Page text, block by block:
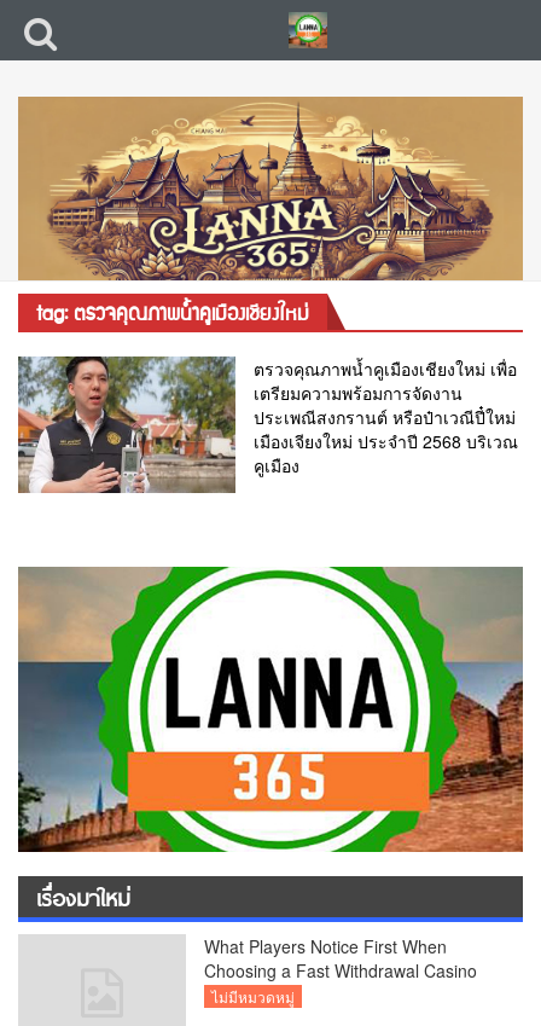
tag: ตรวจคุณภาพน้ำคูเมืองเชียงใหม่
ตรวจคุณภาพน้ำคูเมืองเชียงใหม่ เพื่อ
เตรียมความพร้อมการจัดงาน
ประเพณีสงกรานต์ หรือป๋าเวณีปี๋ใหม่
เมืองเจียงใหม่ ประจำปี 2568 บริเวณ
คูเมือง
เรื่องมาใหม่
What Players Notice First When
Choosing a Fast Withdrawal Casino
UK
ไม่มีหมวดหมู่